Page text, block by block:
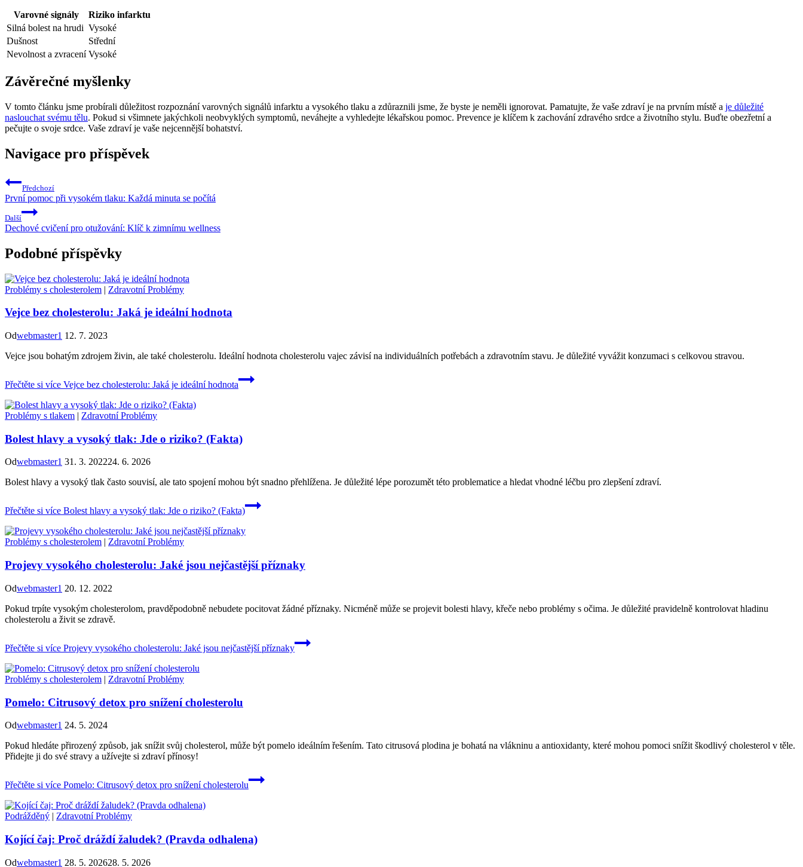
Varovné signály
Riziko infarktu
Silná bolest na hrudi Vysoké
Dušnost
Střední
Nevolnost a zvracení Vysoké
Závěrečné myšlenky
V tomto článku jsme probírali důležitost rozpoznání varovných signálů infarktu a vysokého tlaku a zdůraznili jsme, že byste je neměli ignorovat. Pamatujte, že vaše zdraví je na prvním místě a je důležité
naslouchat svému tělu. Pokud si všimnete jakýchkoli neobvyklých symptomů, neváhejte a vyhledejte lékařskou pomoc. Prevence je klíčem k zachování zdravého srdce a životního stylu. Buďte obezřetní a
pečujte o svoje srdce. Vaše zdraví je vaše nejcennější bohatství.
Navigace pro příspěvek
Předchozí
První pomoc při vysokém tlaku: Každá minuta se počítá
Další
Dechové cvičení pro otužování: Klíč k zimnímu wellness
Podobné příspěvky
Problémy s cholesterolem | Zdravotní Problémy
Vejce bez cholesterolu: Jaká je ideální hodnota
Odwebmaster1 12. 7. 2023
Vejce jsou bohatým zdrojem živin, ale také cholesterolu. Ideální hodnota cholesterolu vajec závisí na individuálních potřebách a zdravotním stavu. Je důležité vyvážit konzumaci s celkovou stravou.
Přečtěte si více Vejce bez cholesterolu: Jaká je ideální hodnota
Problémy s tlakem | Zdravotní Problémy
Bolest hlavy a vysoký tlak: Jde o riziko? (Fakta)
Odwebmaster1 31. 3. 202224. 6. 2026
Bolest hlavy a vysoký tlak často souvisí, ale tato spojení mohou být snadno přehlížena. Je důležité lépe porozumět této problematice a hledat vhodné léčbu pro zlepšení zdraví.
Přečtěte si více Bolest hlavy a vysoký tlak: Jde o riziko? (Fakta)
Problémy s cholesterolem | Zdravotní Problémy
Projevy vysokého cholesterolu: Jaké jsou nejčastější příznaky
Odwebmaster1 20. 12. 2022
Pokud trpíte vysokým cholesterolom, pravděpodobně nebudete pocitovat žádné příznaky. Nicméně může se projevit bolesti hlavy, křeče nebo problémy s očima. Je důležité pravidelně kontrolovat hladinu
cholesterolu a živit se zdravě.
Přečtěte si více Projevy vysokého cholesterolu: Jaké jsou nejčastější příznaky
Problémy s cholesterolem | Zdravotní Problémy
Pomelo: Citrusový detox pro snížení cholesterolu
Odwebmaster1 24. 5. 2024
Pokud hledáte přirozený způsob, jak snížit svůj cholesterol, může být pomelo ideálním řešením. Tato citrusová plodina je bohatá na vlákninu a antioxidanty, které mohou pomoci snížit škodlivý cholesterol v těle.
Přidejte ji do své stravy a užívejte si zdraví přínosy!
Přečtěte si více Pomelo: Citrusový detox pro snížení cholesterolu
Podrážděný | Zdravotní Problémy
Kojící čaj: Proč dráždí žaludek? (Pravda odhalena)
Odwebmaster1 28. 5. 202628. 5. 2026